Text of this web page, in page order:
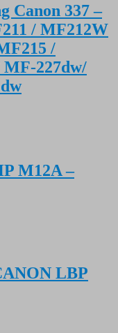
Canon 337 –
/ MF212W
/
227dw/
M12A –
LBP